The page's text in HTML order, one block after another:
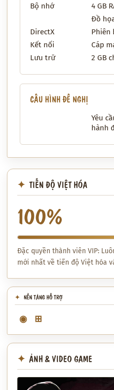
Bộ nhớ
4 GB
Đồ
DirectX
Phiên
Kết nối
Cáp
Lưu trữ
2 GB
CẤU HÌNH ĐỀ NGHỊ
Yêu
hành
TIẾN ĐỘ VIỆT HÓA
100%
Đặc quyền thành viên VIP:
mới nhất về tiến độ Việt hóa
NỀN TẢNG HỖ TRỢ
◉ ⊞
ẢNH & VIDEO GAME